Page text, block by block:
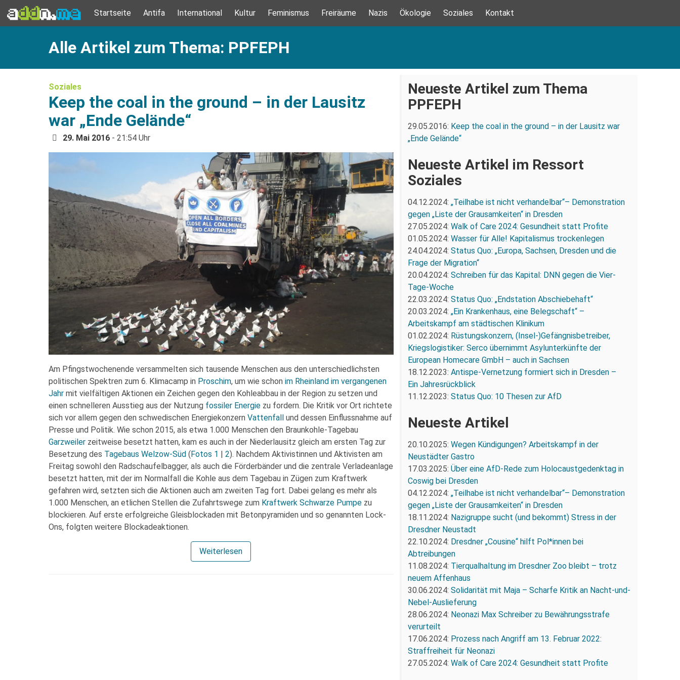
Startseite Antifa International Kultur Feminismus Freiräume Nazis Ökologie Soziales Kontakt
Alle Artikel zum Thema: PPFEPH
Soziales
Keep the coal in the ground – in der Lausitz
war „Ende Gelände“
29. Mai 2016 - 21:54 Uhr
Am Pfingstwochenende versammelten sich tausende Menschen aus den unterschiedlichsten
politischen Spektren zum 6. Klimacamp in Proschim, um wie schon im Rheinland im vergangenen
Jahr mit vielfältigen Aktionen ein Zeichen gegen den Kohleabbau in der Region zu setzen und
einen schnelleren Ausstieg aus der Nutzung fossiler Energie zu fordern. Die Kritik vor Ort richtete
sich vor allem gegen den schwedischen Energiekonzern Vattenfall und dessen Einflussnahme auf
Presse und Politik. Wie schon 2015, als etwa 1.000 Menschen den Braunkohle-Tagebau
Garzweiler zeitweise besetzt hatten, kam es auch in der Niederlausitz gleich am ersten Tag zur
Besetzung des Tagebaus Welzow-Süd (Fotos 1 | 2). Nachdem Aktivistinnen und Aktivisten am
Freitag sowohl den Radschaufelbagger, als auch die Förderbänder und die zentrale Verladeanlage
besetzt hatten, mit der im Normalfall die Kohle aus dem Tagebau in Zügen zum Kraftwerk
gefahren wird, setzten sich die Aktionen auch am zweiten Tag fort. Dabei gelang es mehr als
1.000 Menschen, an etlichen Stellen die Zufahrtswege zum Kraftwerk Schwarze Pumpe zu
blockieren. Auf erste erfolgreiche Gleisblockaden mit Betonpyramiden und so genannten Lock-
Ons, folgten weitere Blockadeaktionen.
Weiterlesen
Neueste Artikel zum Thema
PPFEPH
29.05.2016: Keep the coal in the ground – in der Lausitz war
„Ende Gelände“
Neueste Artikel im Ressort
Soziales
04.12.2024: „Teilhabe ist nicht verhandelbar“– Demonstration
gegen „Liste der Grausamkeiten“ in Dresden
27.05.2024: Walk of Care 2024: Gesundheit statt Profite
01.05.2024: Wasser für Alle! Kapitalismus trockenlegen
24.04.2024: Status Quo: „Europa, Sachsen, Dresden und die
Frage der Migration“
20.04.2024: Schreiben für das Kapital: DNN gegen die Vier-
Tage-Woche
22.03.2024: Status Quo: „Endstation Abschiebehaft“
20.03.2024: „Ein Krankenhaus, eine Belegschaft“ –
Arbeitskampf am städtischen Klinikum
01.02.2024: Rüstungskonzern, (Insel-)Gefängnisbetreiber,
Kriegslogistiker: Serco übernimmt Asylunterkünfte der
European Homecare GmbH – auch in Sachsen
18.12.2023: Antispe-Vernetzung formiert sich in Dresden –
Ein Jahresrückblick
11.12.2023: Status Quo: 10 Thesen zur AfD
Neueste Artikel
20.10.2025: Wegen Kündigungen? Arbeitskampf in der
Neustädter Gastro
17.03.2025: Über eine AfD-Rede zum Holocaustgedenktag in
Coswig bei Dresden
04.12.2024: „Teilhabe ist nicht verhandelbar“– Demonstration
gegen „Liste der Grausamkeiten“ in Dresden
18.11.2024: Nazigruppe sucht (und bekommt) Stress in der
Dresdner Neustadt
22.10.2024: Dresdner „Cousine“ hilft Pol*innen bei
Abtreibungen
11.08.2024: Tierqualhaltung im Dresdner Zoo bleibt – trotz
neuem Affenhaus
30.06.2024: Solidarität mit Maja – Scharfe Kritik an Nacht-und-
Nebel-Auslieferung
28.06.2024: Neonazi Max Schreiber zu Bewährungsstrafe
verurteilt
17.06.2024: Prozess nach Angriff am 13. Februar 2022:
Straffreiheit für Neonazi
27.05.2024: Walk of Care 2024: Gesundheit statt Profite